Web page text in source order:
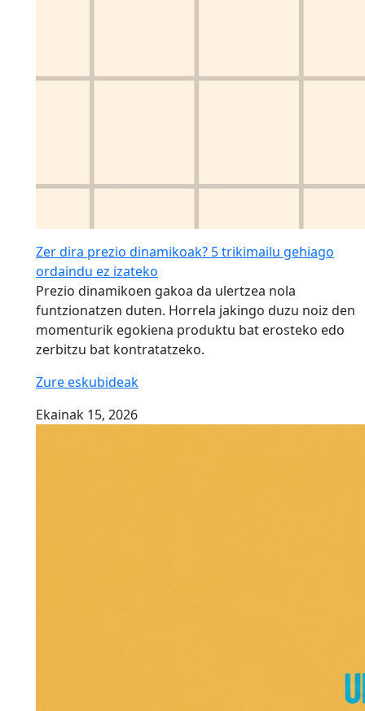
Zer dira prezio dinamikoak? 5 trikimailu gehiago
ordaindu ez izateko
Prezio dinamikoen gakoa da ulertzea nola
funtzionatzen duten. Horrela jakingo duzu noiz den
momenturik egokiena produktu bat erosteko edo
zerbitzu bat kontratatzeko.
Zure eskubideak
Ekainak 15, 2026